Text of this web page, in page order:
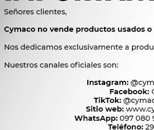
TAZAS DE RUEDA - RODADO 14 JGO.